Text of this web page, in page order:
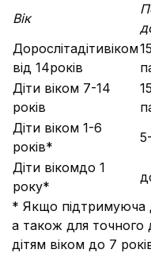
Вік
Дорослітадітивіком
від 14років
Діти віком 7-14
років
Діти віком 1-6
років*
Діти вікомдо 1
року*
* Якщо підтримуюча
а також для точного
дітям віком до 7